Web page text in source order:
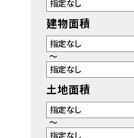
建物面積
～
土地面積
～